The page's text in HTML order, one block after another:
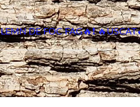
LEMN DE FOC FAG🔥❗